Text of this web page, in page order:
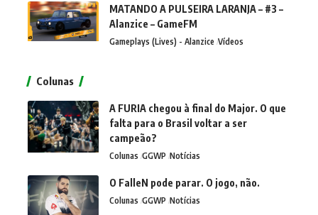
MATANDO A PULSEIRA LARANJA – #3 –
Alanzice – GameFM
Gameplays (Lives) - Alanzice Vídeos
Colunas
A FURIA chegou à final do Major. O que
falta para o Brasil voltar a ser
campeão?
Colunas GGWP Notícias
O FalleN pode parar. O jogo, não.
Colunas GGWP Notícias